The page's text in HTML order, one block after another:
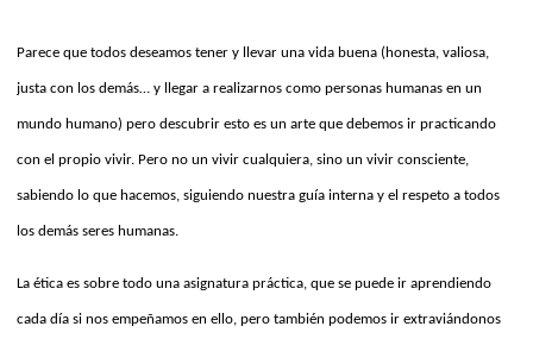
Parece que todos deseamos tener y llevar una vida buena (honesta, valiosa,
justa con los demás… y llegar a realizarnos como personas humanas en un
mundo humano) pero descubrir esto es un arte que debemos ir practicando
con el propio vivir. Pero no un vivir cualquiera, sino un vivir consciente,
sabiendo lo que hacemos, siguiendo nuestra guía interna y el respeto a todos
los demás seres humanas.
La ética es sobre todo una asignatura práctica, que se puede ir aprendiendo
cada día si nos empeñamos en ello, pero también podemos ir extraviándonos